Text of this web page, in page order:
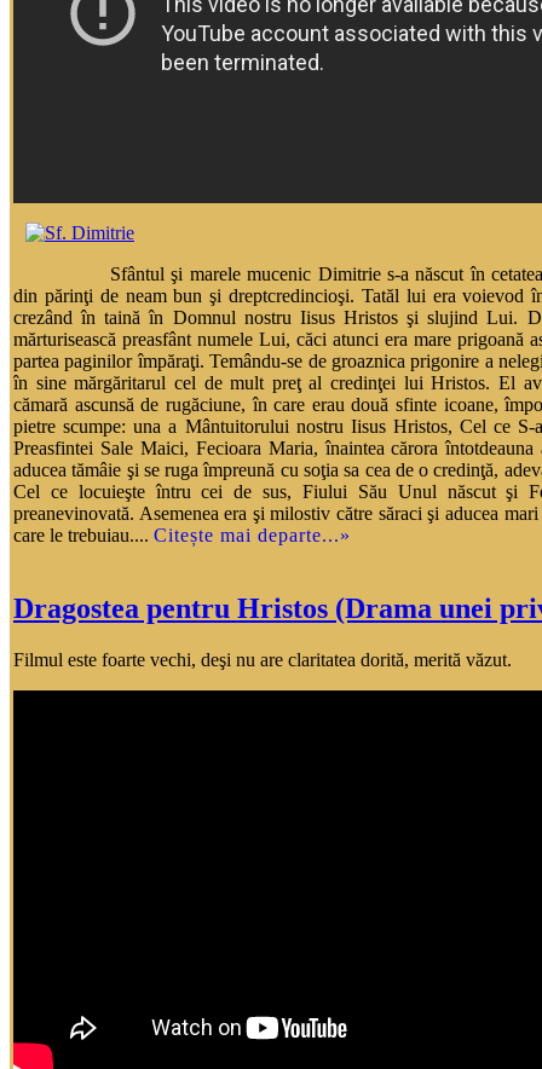
Sfântul şi marele mucenic Dimitrie s-a născut în
din părinţi de neam bun şi dreptcredincioşi. Tatăl lui era voievod
crezând în taină în Domnul nostru Iisus Hristos şi slujind Lui.
mărturisească preasfânt numele Lui, căci atunci era mare prigoană
partea paginilor împăraţi. Temându-se de groaznica prigonire a
în sine mărgăritarul cel de mult preţ al credinţei lui Hristos. El
cămară ascunsă de rugăciune, în care erau două sfinte icoane,
pietre scumpe: una a Mântuitorului nostru Iisus Hristos, Cel ce
Preasfintei Sale Maici, Fecioara Maria, înaintea cărora întotdeauna
aducea tămâie şi se ruga împreună cu soţia sa cea de o credinţă,
Cel ce locuieşte întru cei de sus, Fiului Său Unul născut şi
preanevinovată. Asemenea era şi milostiv către săraci şi aducea
care le trebuiau.... Citește mai departe...»
Dragostea pentru Hristos (Drama unei
Filmul este foarte vechi, deşi nu are claritatea dorită, merită văzut.